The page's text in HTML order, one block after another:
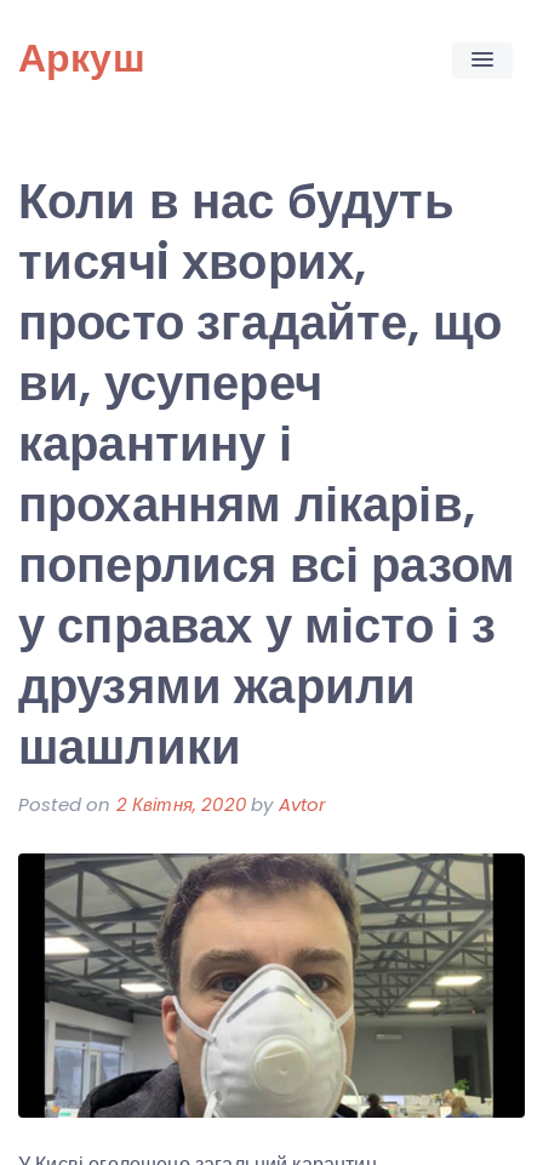
content
Аркуш
Коли в нас будуть
тисячi хворих,
просто згадайте, що
ви, усупереч
карантину і
проханням лікарів,
поперлися всі разом
у справах у місто і з
друзями жарили
шашлики
Posted on 2 Квітня, 2020byAvtor